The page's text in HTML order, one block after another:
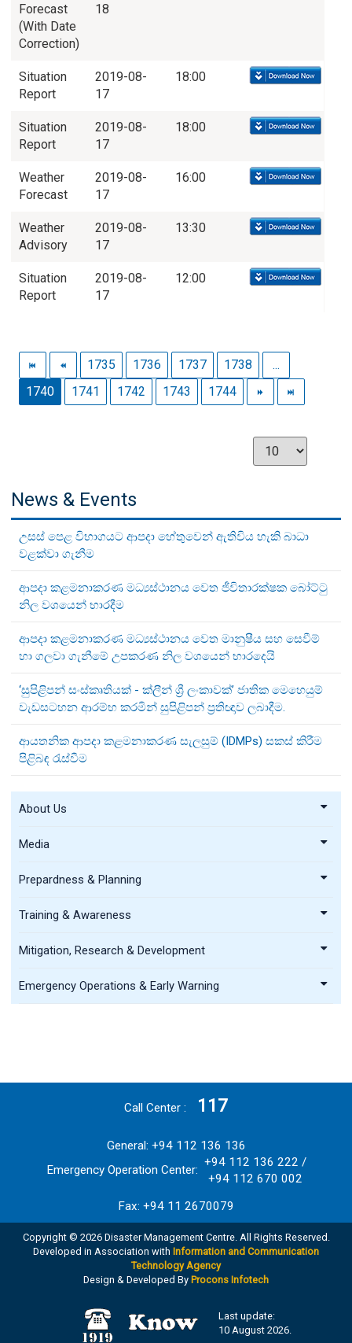
Forecast
(With Date
Correction)
18
Situation
Report
2019-08-
17
18:00
Situation
Report
2019-08-
17
18:00
Weather
Forecast
2019-08-
17
16:00
Weather
Advisory
2019-08-
17
13:30
Situation
Report
2019-08-
17
12:00
1735 1736 1737 1738
...
1740
1741 1742 1743 1744
News & Events
උසස් පෙළ විභාගයට ආපදා හේතුවෙන් ඇතිවිය හැකි බාධා
වළක්වා ගැනීම
ආපදා කළමනාකරණ මධ්‍යස්ථානය වෙත ජීවිතාරක්ෂක බෝට්ටු
නිල වශයෙන් භාරදීම
ආපදා කළමනාකරණ මධ්‍යස්ථානය වෙත මානුෂීය සහ සෙවීම්
හා ගලවා ගැනීමේ උපකරණ නිල වශයෙන් භාරදෙයි
‘සුපිළිපන් සංස්කෘතියක් - ක්ලීන් ශ්‍රී ලංකාවක්’ ජාතික මෙහෙයුම්
වැඩසටහන ආරම්භ කරමින් සුපිළිපන් ප්‍රතිඥාව ලබාදීම.
ආයතනික ආපදා කළමනාකරණ සැලසුම් (IDMPs) සකස් කිරීම
පිළිබඳ රැස්වීම
About Us
Media
Prepardness & Planning
Training & Awareness
Mitigation, Research & Development
Emergency Operations & Early Warning
Call Center 117
General: +94 112 136 136
Emergency Operation Center:
+94 112 136 222 /
+94 112 670 002
Fax: +94 11 2670079
Copyright © 2026 Disaster Management Centre. All Rights Reserved.
Developed in Association with Information and Communication
Technology Agency
Design & Developed By Procons Infotech
Last update:
10 August 2026.